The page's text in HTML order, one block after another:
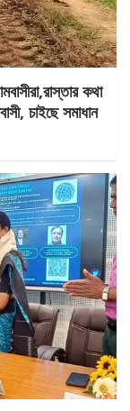
কথা
চাইছে সমাধান